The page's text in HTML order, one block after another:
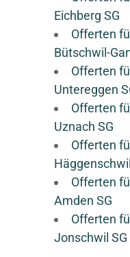
Eichberg SG
Offerten
Bütschwil-
Offerten
Untereggen
Offerten
Uznach SG
Offerten
Offerten
Amden SG
Offerten
Jonschwil SG